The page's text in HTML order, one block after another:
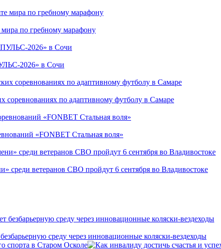
по гребному марафону
2026» в Сочи
соревнованиях по адаптивному футболу в Самаре
«FONBET Стальная воля»
среди ветеранов СВО пройдут 6 сентября во Владивостоке
среду через инновационные коляски-вездеходы